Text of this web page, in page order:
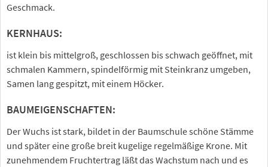
Geschmack.
KERNHAUS:
ist klein bis mittelgroß, geschlossen bis schwach geöffnet, mit
schmalen Kammern, spindelförmig mit Steinkranz umgeben,
Samen lang gespitzt, mit einem Höcker.
BAUMEIGENSCHAFTEN:
Der Wuchs ist stark, bildet in der Baumschule schöne Stämme
und später eine große breit kugelige regelmäßige Krone. Mit
zunehmendem Fruchtertrag läßt das Wachstum nach und es